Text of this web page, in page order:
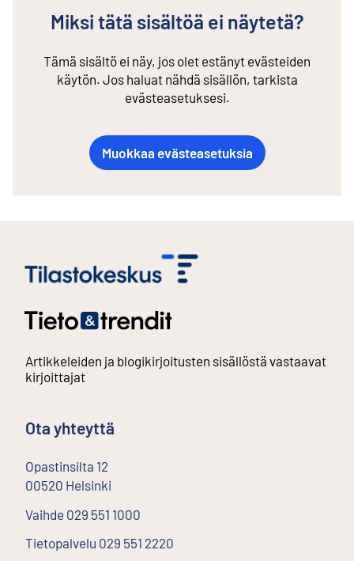
Miksi tätä sisältöä ei näytetä?
Tämä sisältö ei näy, jos olet estänyt evästeiden
käytön. Jos haluat nähdä sisällön, tarkista
evästeasetuksesi.
Muokkaa evästeasetuksia
Artikkeleiden ja blogikirjoitusten sisällöstä vastaavat
kirjoittajat
Ota yhteyttä
Opastinsilta 12
00520 Helsinki
Vaihde 029 551 1000
Tietopalvelu 029 551 2220